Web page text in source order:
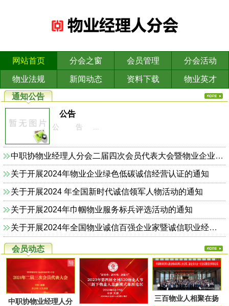
网站首页 分会之窗 会员管理 分会活动
物业法规 新闻动态 资料下载
物业英才
通知公告
公告
公 告 ...
中职协物业经理人分会二届四次会员代表大会暨物业企业依法合规诚信经营主题研讨会的通知
关于开展2024年物业企业绿色低碳诚信经营认证的通知
关于开展2024 年全国新时代诚信领军人物活动的通知
关于开展2024年巾帼物业服务标兵评选活动的通知
关于开展2024年全国物业诚信百强企业家暨诚信职业经理人的通知
会员动态
中职协物业经理人分
三百物业人相聚在扬